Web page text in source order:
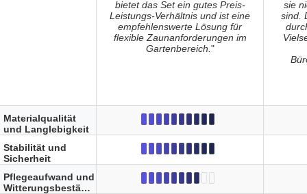
bietet das Set ein gutes Preis-
Leistungs-Verhältnis und ist eine
empfehlenswerte Lösung für
flexible Zaunanforderungen im
Gartenbereich."
sie
sind.
Materialqualität
und Langlebigkeit
Stabilität und
Sicherheit
Pflegeaufwand und
Witterungsbeständigkeit